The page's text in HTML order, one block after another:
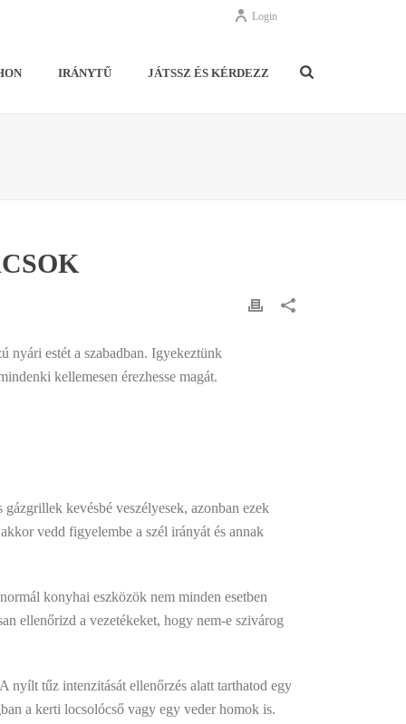
Login
IRÁNYTŰ JÁTSSZ ÉS KÉRDEZZ
nyári estét a szabadban. Igyekeztünk
kellemesen érezhesse magát.
kevésbé veszélyesek, azonban ezek
vedd figyelembe a szél irányát és annak
konyhai eszközök nem minden esetben
ellenőrizd a vezetékeket, hogy nem-e szivárog
nyílt tűz intenzitását ellenőrzés alatt tarthatod egy
a kerti locsolócső vagy egy veder homok is.